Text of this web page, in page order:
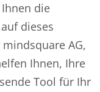
die
dieses
AG,
Ihnen, Ihre
Tool für Ihr